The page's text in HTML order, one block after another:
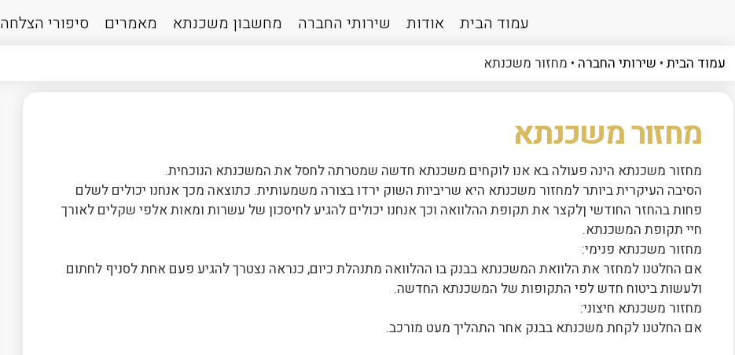
עמוד הבית אודות שירותי החברה מחשבון משכנתא מאמרים סיפורי הצלחה
עמוד הבית • שירותי החברה • מחזור משכנתא
מחזור משכנתא
מחזור משכנתא הינה פעולה בא אנו לוקחים משכנתא חדשה שמטרתה לחסל את המשכנתא הנוכחית.
הסיבה העיקרית ביותר למחזור משכנתא היא שריביות השוק ירדו בצורה משמעותית. כתוצאה מכך אנחנו יכולים לשלם
פחות בהחזר החודשי ןלקצר את תקופת ההלוואה וכך אנחנו יכולים להגיע לחיסכון של עשרות ומאות אלפי שקלים לאורך
חיי תקופת המשכנתא.
מחזור משכנתא פנימי:
אם החלטנו למחזר את הלוואת המשכנתא בבנק בו ההלוואה מתנהלת כיום, כנראה נצטרך להגיע פעם אחת לסניף לחתום
ולעשות ביטוח חדש לפי התקופות של המשכנתא החדשה.
מחזור משכנתא חיצוני:
אם החלטנו לקחת משכנתא בבנק אחר התהליך מעט מורכב.